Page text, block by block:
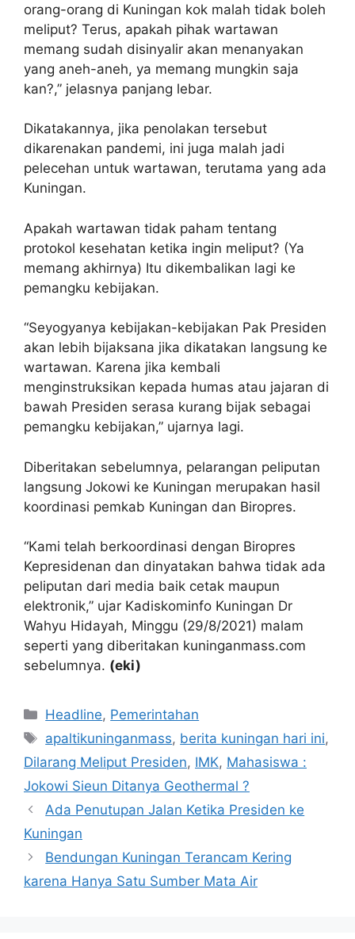
orang-orang di Kuningan kok malah tidak boleh
meliput? Terus, apakah pihak wartawan
memang sudah disinyalir akan menanyakan
yang aneh-aneh, ya memang mungkin saja
kan?,” jelasnya panjang lebar.
Dikatakannya, jika penolakan tersebut
dikarenakan pandemi, ini juga malah jadi
pelecehan untuk wartawan, terutama yang ada
Kuningan.
Apakah wartawan tidak paham tentang
protokol kesehatan ketika ingin meliput? (Ya
memang akhirnya) Itu dikembalikan lagi ke
pemangku kebijakan.
“Seyogyanya kebijakan-kebijakan Pak Presiden
akan lebih bijaksana jika dikatakan langsung ke
wartawan. Karena jika kembali
menginstruksikan kepada humas atau jajaran di
bawah Presiden serasa kurang bijak sebagai
pemangku kebijakan,” ujarnya lagi.
Diberitakan sebelumnya, pelarangan peliputan
langsung Jokowi ke Kuningan merupakan hasil
koordinasi pemkab Kuningan dan Biropres.
“Kami telah berkoordinasi dengan Biropres
Kepresidenan dan dinyatakan bahwa tidak ada
peliputan dari media baik cetak maupun
elektronik,” ujar Kadiskominfo Kuningan Dr
Wahyu Hidayah, Minggu (29/8/2021) malam
seperti yang diberitakan kuninganmass.com
sebelumnya. (eki)
Kategori
Headline, Pemerintahan
Tag
apaltikuninganmass, berita kuningan hari ini,
Dilarang Meliput Presiden, IMK, Mahasiswa :
Jokowi Sieun Ditanya Geothermal ?
Ada Penutupan Jalan Ketika Presiden ke
Kuningan
Bendungan Kuningan Terancam Kering
karena Hanya Satu Sumber Mata Air